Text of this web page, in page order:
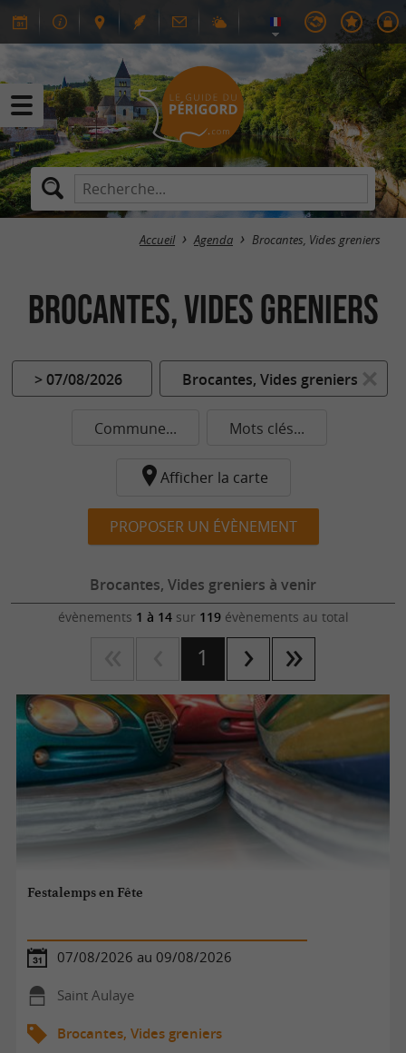
Accueil Agenda Brocantes, Vides greniers
Brocantes, Vides greniers
> 07/08/2026 Brocantes, Vides greniers
Commune... Mots clés...
Afficher la carte
PROPOSER UN ÉVÈNEMENT
Brocantes, Vides greniers à venir
évènements 1 à 14sur 119évènements au total
1
Festalemps en Fête
07/08/2026 au 09/08/2026
Saint Aulaye
Brocantes, Vides greniers